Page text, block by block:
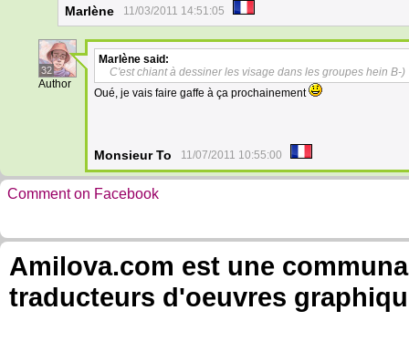
Marlène 11/03/2011 14:51:05
32
Author
Marlène said:
C'est chiant à dessiner les visage dans les groupes hein B-)
Oué, je vais faire gaffe à ça prochainement
Monsieur To 11/07/2011 10:55:00
Comment on Facebook
Amilova.com est une
traducteurs d'oeuvres